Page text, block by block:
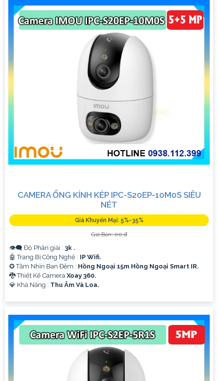
CAMERA ỐNG KÍNH KÉP IPC-S20EP-10M0S SIÊU
NÉT
Giá Khuyến Mại: 5%-35%
Giá Bán: 00 ₫
👁️‍🗨 Độ Phân giải : 3k .
🤖️ Trang Bị Công Nghệ : IP Wifi.
✪ Tầm Nhìn Ban Đêm : Hồng Ngoại 15m Hồng Ngoại Smart IR.
🐉️ Thiết Kế Camera Xoay 360.
️💎 Khả Năng : Thu Âm Và Loa.